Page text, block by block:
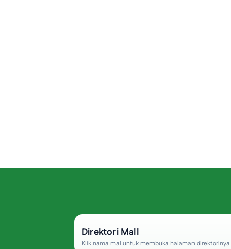
Direktori Mall
Klik nama mal untuk membuka halaman